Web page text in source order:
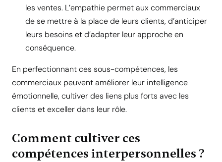
les ventes. L’empathie permet aux commerciaux
de se mettre à la place de leurs clients, d’anticiper
leurs besoins et d’adapter leur approche en
conséquence.
En perfectionnant ces sous-compétences, les
commerciaux peuvent améliorer leur intelligence
émotionnelle, cultiver des liens plus forts avec les
clients et exceller dans leur rôle.
Comment cultiver ces
compétences interpersonnelles ?